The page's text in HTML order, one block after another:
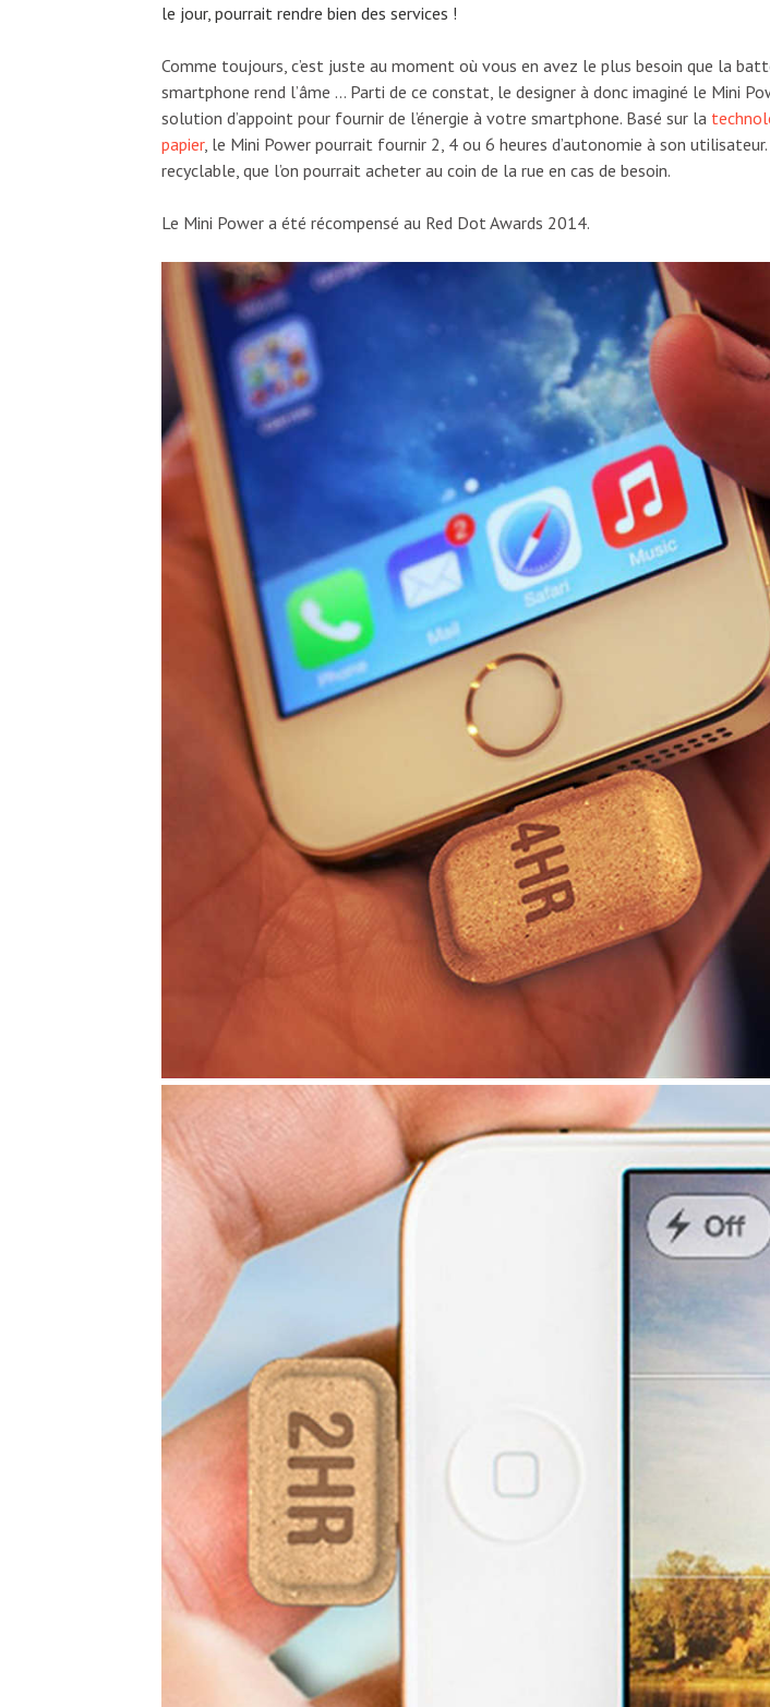
le jour, pourrait rendre bien des services !
Comme toujours, c’est juste au moment où vous en avez le plus besoin que la
smartphone rend l’âme … Parti de ce constat, le designer à donc imaginé le Mini
solution d’appoint pour fournir de l’énergie à votre smartphone. Basé sur la
papier, le Mini Power pourrait fournir 2, 4 ou 6 heures d’autonomie à son
recyclable, que l’on pourrait acheter au coin de la rue en cas de besoin.
Le Mini Power a été récompensé au Red Dot Awards 2014.